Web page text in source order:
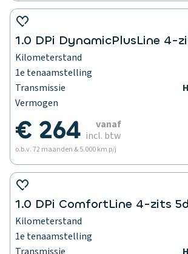
1.0 DPi DynamicPlusLine 4-
Kilometerstand
1e tenaamstelling
Transmissie
Vermogen
€ 264
vanaf
incl. btw
o.b.v. 72 maanden & 5.000 km p/j
1.0 DPi ComfortLine 4-zits 5d
Kilometerstand
1e tenaamstelling